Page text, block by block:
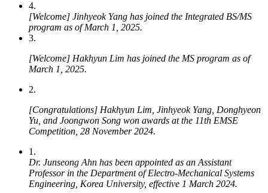
4.
[Welcome] Jinhyeok Yang has joined the Integrated BS/MS
program as of March 1, 2025.
3.
[Welcome] Hakhyun Lim has joined the MS program as of
March 1, 2025.
2.
[Congratulations] Hakhyun Lim, Jinhyeok Yang, Donghyeon
Yu, and Joongwon Song won awards at the 11th EMSE
Competition, 28 November 2024.
1.
Dr. Junseong Ahn has been appointed as an Assistant
Professor in the Department of Electro-Mechanical Systems
Engineering, Korea University, effective 1 March 2024.